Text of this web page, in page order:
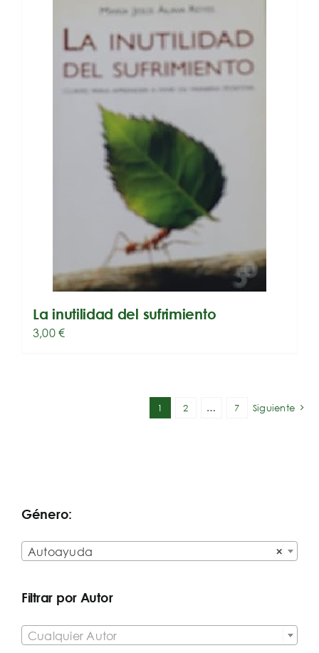
La inutilidad del sufrimiento
3,00€
1 2 … 7 Siguiente
Género:
×
Autoayuda
Filtrar por Autor
Cualquier Autor